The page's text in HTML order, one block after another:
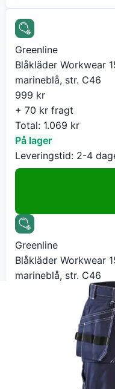
Greenline
Blåkläder Workwear
marineblå, str. C46
999 kr
+ 70 kr fragt
Total: 1.069 kr
På lager
Leveringstid: 2-4
Greenline
Blåkläder Workwear
marineblå, str. C46
Leveringstid: